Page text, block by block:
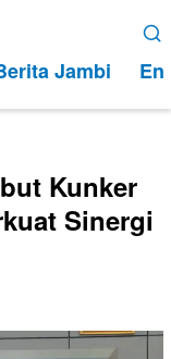
Jambi
Kunker
Sinergi